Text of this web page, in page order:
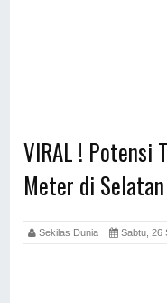
VIRAL ! Potensi
Meter di
Sekilas Dunia Sabtu, 26